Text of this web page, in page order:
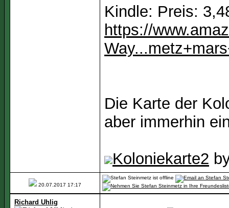
Kindle: Preis:
https://
Die Karte der
aber immerhin
Koloniekarte2
20.07.2017 17:17
Richard Uhlig